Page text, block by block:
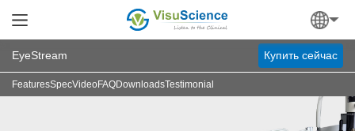
EyeStream Купить сейчас
FeaturesSpecVideo FAQDownloadsTestimonial